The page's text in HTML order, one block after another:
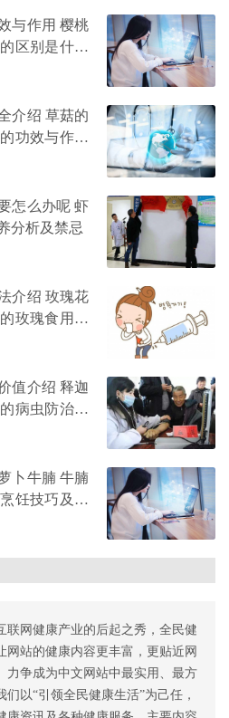
与作用 樱桃
区别是什么
介绍 草菇的
功效与作用
怎么办呢 虾
分析及禁忌
介绍 玫瑰花
玫瑰食用方
值介绍 释迦
病虫防治介
卜牛腩 牛腩
饪技巧及营
联网健康产业的后起之秀，全民健
网站的健康内容更丰富，更贴近网
力争成为中文网站中最实用、最方
以“引领全民健康生活”为己任，